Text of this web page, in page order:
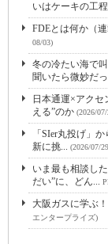
いはケーキの工
FDEとは何か（
08/03)
冬の冷たい海で
聞いたら微妙だ
日本通運×アクセ
える”のか (2026/
「SIer丸投げ」
新に挑... (2026/07/
いま最も相談し
だい”に、どん...
大阪ガスに学ぶ
エンタープライズ)